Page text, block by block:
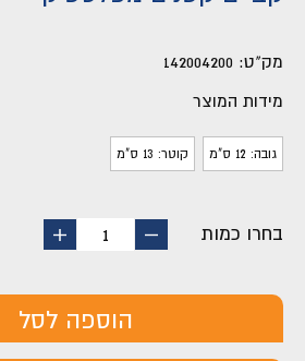
מק"ט: 142004200
מידות המוצר
גובה: 12 ס"מ קוטר: 13 ס"מ
בחרו כמות
החסר
1
הוסף
הוספה לסל